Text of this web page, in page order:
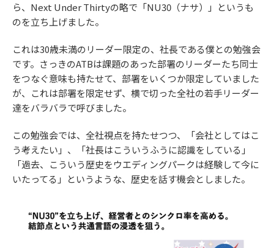
ら、Next Under Thirtyの略で「NU30（ナサ）」というも
のを立ち上げました。
これは30歳未満のリーダー限定の、社長である僕との勉強会
です。さっきのATBは課題のあった部署のリーダーたち同士
をつなぐ意味も持たせて、部署をいくつか限定していました
が、これは部署を限定せず、横で切った全社の若手リーダー
達をバラバラで呼びました。
この勉強会では、全社視点を持たせつつ、「会社としてはこ
う考えたい」、「社長はこういうふうに認識をしている」
「過去、こういう歴史をウエディングパークは経験して今に
いたってる」というような、歴史を話す機会としました。